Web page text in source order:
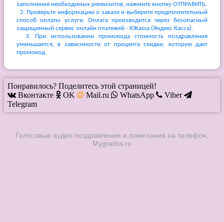
заполнения необходимых реквизитов, нажмите кнопку ОТПРАВИТЬ.
2. Проверьте информацию о заказе и выберите предпочтительный
способ оплаты услуги. Оплата производится через безопасный
защищенный сервис онлайн платежей - ЮKassa (Яндекс Касса).
3. При использовании промокода стоимость поздравления
уменьшается, в зависимости от процента скидки, которую дает
промокод.
Понравилось? Поделитесь этой страницей!
Вконтакте
OK Mail.ru WhatsApp
Viber
Telegram
Голосовые аудио поздравления и пожелания на телефон,
Mygratiss.ru